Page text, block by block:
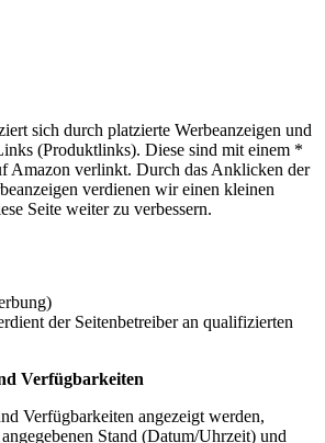
sich durch platzierte Werbeanzeigen und
(Produktlinks). Diese sind mit einem *
Amazon verlinkt. Durch das Anklicken der
verdienen wir einen kleinen
Seite weiter zu verbessern.
der Seitenbetreiber an qualifizierten
Verfügbarkeiten
Verfügbarkeiten angezeigt werden,
Stand (Datum/Uhrzeit) und